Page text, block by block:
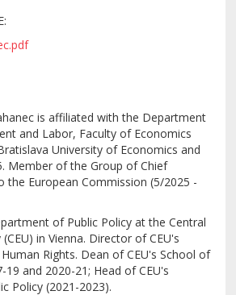
is affiliated with the Department
and Labor, Faculty of Economics
University of Economics and
Member of the Group of Chief
the European Commission (5/2025 -
of Public Policy at the Central
in Vienna. Director of CEU's
Rights. Dean of CEU's School of
19 and 2020-21; Head of CEU's
Policy (2021-2023).